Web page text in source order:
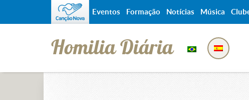
Homilia Diária
Eventos Formação Notícias Música